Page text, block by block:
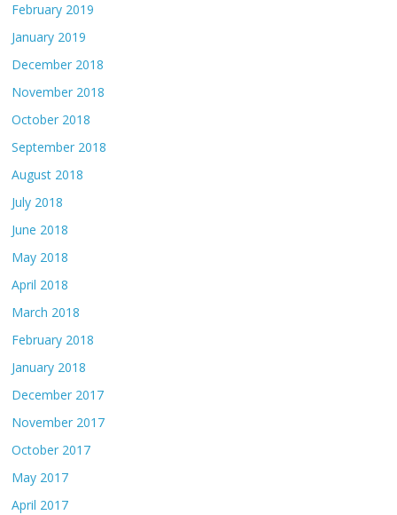
February 2019
January 2019
December 2018
November 2018
October 2018
September 2018
August 2018
July 2018
June 2018
May 2018
April 2018
March 2018
February 2018
January 2018
December 2017
November 2017
October 2017
May 2017
April 2017